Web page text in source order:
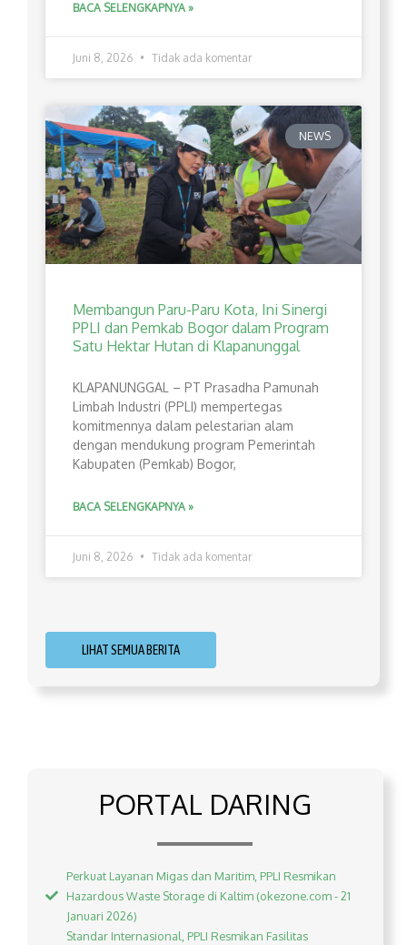
BACA SELENGKAPNYA »
Juni 8, 2026 Tidak ada komentar
NEWS
Membangun Paru-Paru Kota, Ini Sinergi
PPLI dan Pemkab Bogor dalam Program
Satu Hektar Hutan di Klapanunggal
​KLAPANUNGGAL – PT Prasadha Pamunah
Limbah Industri (PPLI) mempertegas
komitmennya dalam pelestarian alam
dengan mendukung program Pemerintah
Kabupaten (Pemkab) Bogor,
BACA SELENGKAPNYA »
Juni 8, 2026 Tidak ada komentar
LIHAT SEMUA BERITA
PORTAL DARING
Perkuat Layanan Migas dan Maritim, PPLI Resmikan
Hazardous Waste Storage di Kaltim (okezone.com - 21
Januari 2026)
Standar Internasional, PPLI Resmikan Fasilitas